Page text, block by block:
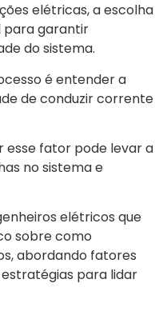
elétricas, a escolha
para garantir
do sistema.
é entender a
de conduzir corrente
esse fator pode levar a
no sistema e
elétricos que
sobre como
abordando fatores
para lidar